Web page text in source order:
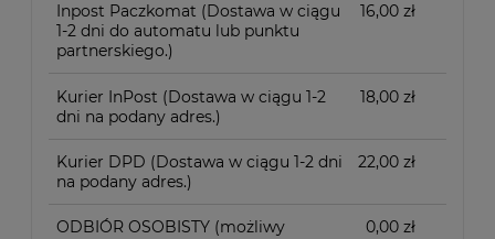
Inpost Paczkomat (Dostawa w ciągu
1-2 dni do automatu lub punktu
partnerskiego.)
16,00 zł
Kurier InPost (Dostawa w ciągu 1-2
dni na podany adres.)
18,00 zł
Kurier DPD (Dostawa w ciągu 1-2 dni
na podany adres.)
22,00 zł
ODBIÓR OSOBISTY (możliwy
0,00 zł